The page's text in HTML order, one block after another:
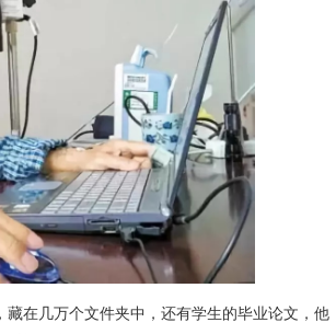
在几万个文件夹中，还有学生的毕业论文，他